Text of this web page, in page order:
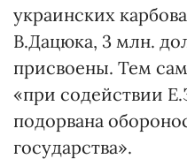
украинских
В.Дацюка, 3 млн.
присвоены. Тем
«при содействии
подорвана
государства».